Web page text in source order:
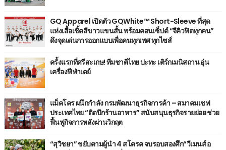
GQ Apparel เปิดตัว GQWhite™ Short-Sleeve ที่สุด
แห่งเสื้อเชิ้ตสีขาวแขนสั้น พร้อมคอนเซ็ปต์ “จีคิวฟิตทุกคน”
ดึงจุดเด่นการออกแบบเพื่อคนทุกเพศ ทุกไซส์
ครั้งแรกที่ศรีสะเกษ! ทีมชาติไทย ปะทะ เติร์กเมนิสถาน อุ่น
เครื่องฟีฟ่าเดย์
แม็คโคร ผนึกกำลัง กรมพัฒนาธุรกิจการค้า – สมาคมเชฟ
ประเทศไทย “ติดปีกร้านอาหาร” สนับสนุนธุรกิจรายย่อย ช่วย
ฟื้นฟูกิจการหลังผ่านวิกฤต
“สุวิชยา” ขยับตามผู้นำ 4 สโตรค จบรอบสองศึก“วีเมนส์ อ